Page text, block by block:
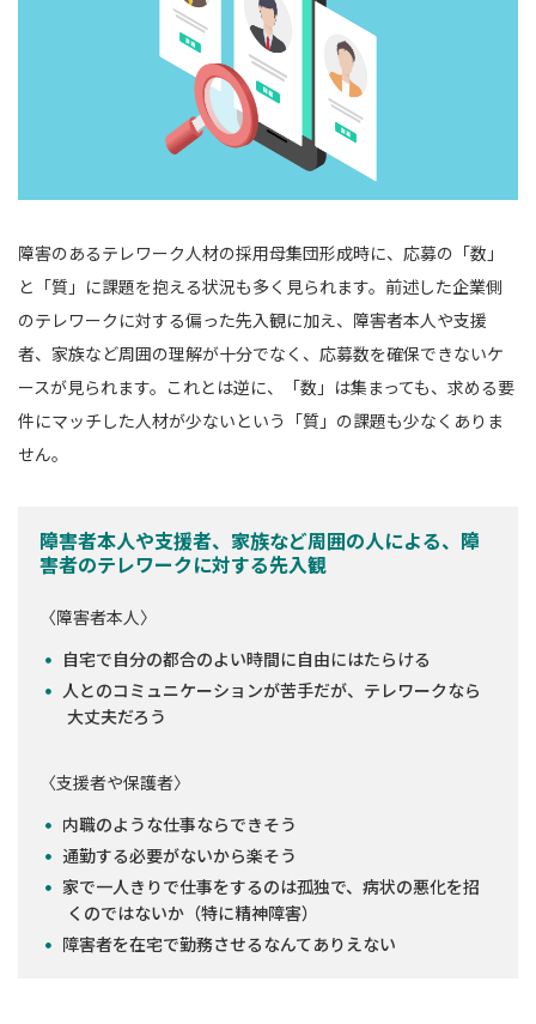
障害のあるテレワーク人材の採用母集団形成時に、応募の「数」
と「質」に課題を抱える状況も多く見られます。前述した企業側
のテレワークに対する偏った先入観に加え、障害者本人や支援
者、家族など周囲の理解が十分でなく、応募数を確保できないケ
ースが見られます。これとは逆に、「数」は集まっても、求める要
件にマッチした人材が少ないという「質」の課題も少なくありま
せん。
障害者本人や支援者、家族など周囲の人による、障
害者のテレワークに対する先入観
〈障害者本人〉
自宅で自分の都合のよい時間に自由にはたらける
人とのコミュニケーションが苦手だが、テレワークなら
大丈夫だろう
〈支援者や保護者〉
内職のような仕事ならできそう
通勤する必要がないから楽そう
家で一人きりで仕事をするのは孤独で、病状の悪化を招
くのではないか（特に精神障害）
障害者を在宅で勤務させるなんてありえない